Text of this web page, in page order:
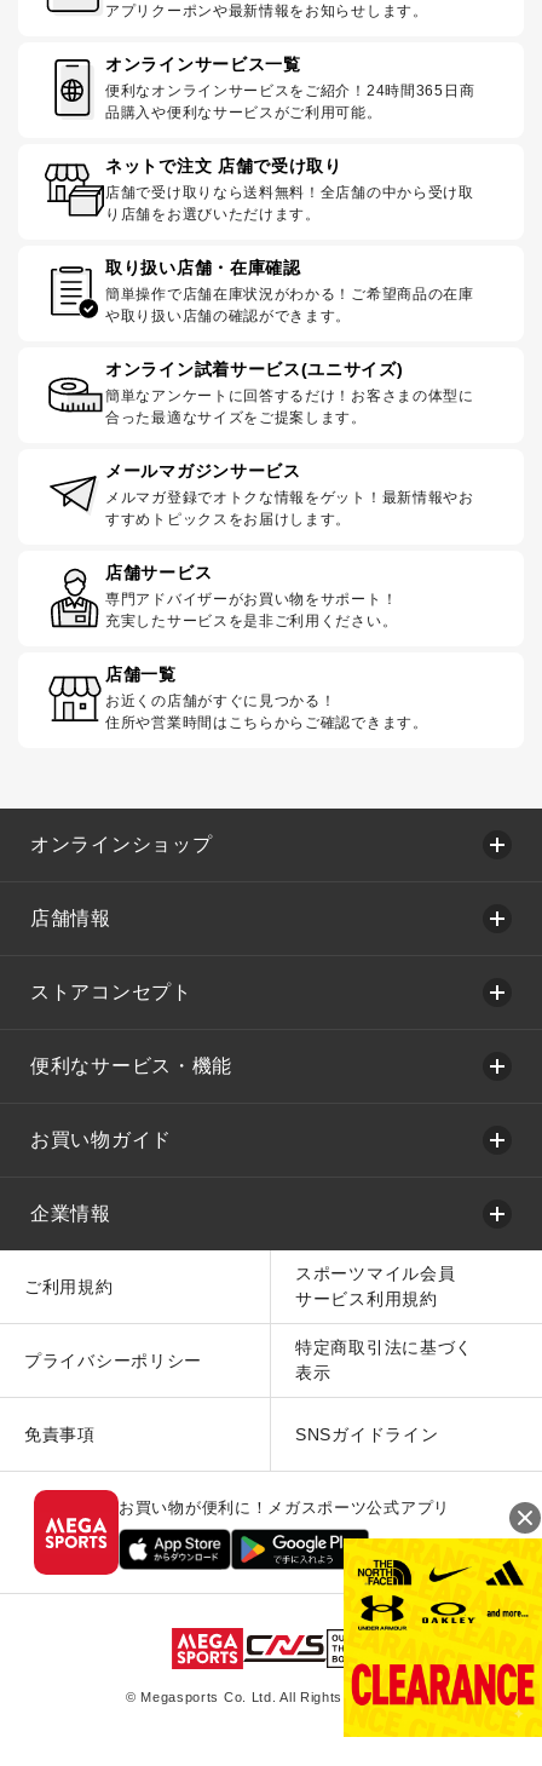
アプリクーポンや最新情報をお知らせします。
オンラインサービス一覧
便利なオンラインサービスをご紹介！24時間365日商
品購入や便利なサービスがご利用可能。
ネットで注文 店舗で受け取り
店舗で受け取りなら送料無料！全店舗の中から受け取
り店舗をお選びいただけます。
取り扱い店舗・在庫確認
簡単操作で店舗在庫状況がわかる！ご希望商品の在庫
や取り扱い店舗の確認ができます。
オンライン試着サービス(ユニサイズ)
簡単なアンケートに回答するだけ！お客さまの体型に
合った最適なサイズをご提案します。
メールマガジンサービス
メルマガ登録でオトクな情報をゲット！最新情報やお
すすめトピックスをお届けします。
店舗サービス
専門アドバイザーがお買い物をサポート！
充実したサービスを是非ご利用ください。
店舗一覧
お近くの店舗がすぐに見つかる！
住所や営業時間はこちらからご確認できます。
オンラインショップ
店舗情報
ストアコンセプト
便利なサービス・機能
お買い物ガイド
企業情報
ご利用規約
スポーツマイル会員
サービス利用規約
プライバシーポリシー
特定商取引法に基づく
表示
免責事項 SNSガイドライン
お買い物が便利に！メガスポーツ公式アプリ
© Megasports Co. Ltd. All Rights Reserved.